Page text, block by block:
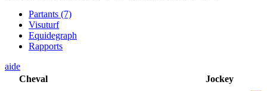
Partants (7)
Visuturf
Equidegraph
Rapports
aide
Cheval
Jockey